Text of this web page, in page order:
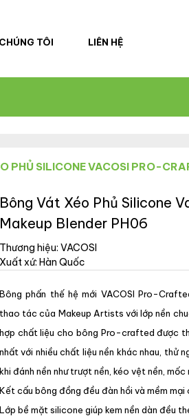
TÔI LIÊN HỆ
PHỦ SILICONE VACOSI PRO-
Bông Vát Xéo Phủ Silicone
Makeup Blender PH06
Thương hiệu: VACOSI
Xuất xứ: Hàn Quốc
Bông phấn thế hệ mới VACOSI Pro-
thao tác của Makeup Artists với lớp nền
hợp chất liệu cho bông Pro-crafted được
nhất với nhiều chất liệu nền khác nhau, thử
khi đánh nền như trượt nền, kéo vệt nền, mốc
Kết cấu bông đồng đều đàn hồi và mềm mại
Lớp bề mặt silicone giúp kem nền dàn đều